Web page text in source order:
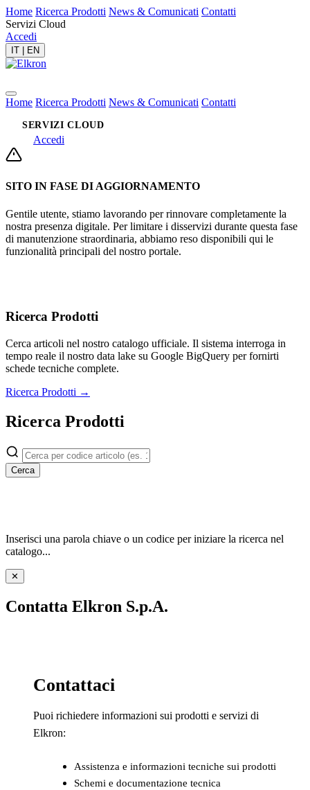
Home Ricerca Prodotti News & Comunicati Contatti
Servizi Cloud
Accedi
IT EN
Home Ricerca Prodotti News & Comunicati Contatti
SERVIZI CLOUD
Accedi
SITO IN FASE DI AGGIORNAMENTO
Gentile utente, stiamo lavorando per rinnovare completamente la
nostra presenza digitale. Per limitare i disservizi durante questa fase
di manutenzione straordinaria, abbiamo reso disponibili qui le
funzionalità principali del nostro portale.
Ricerca Prodotti
Cerca articoli nel nostro catalogo ufficiale. Il sistema interroga in
tempo reale il nostro data lake su Google BigQuery per fornirti
schede tecniche complete.
Ricerca Prodotti →
Ricerca Prodotti
Cerca
Inserisci una parola chiave o un codice per iniziare la ricerca nel
catalogo...
✕
Contatta Elkron S.p.A.
Contattaci
Puoi richiedere informazioni sui prodotti e servizi di
Elkron:
Assistenza e informazioni tecniche sui prodotti
Schemi e documentazione tecnica